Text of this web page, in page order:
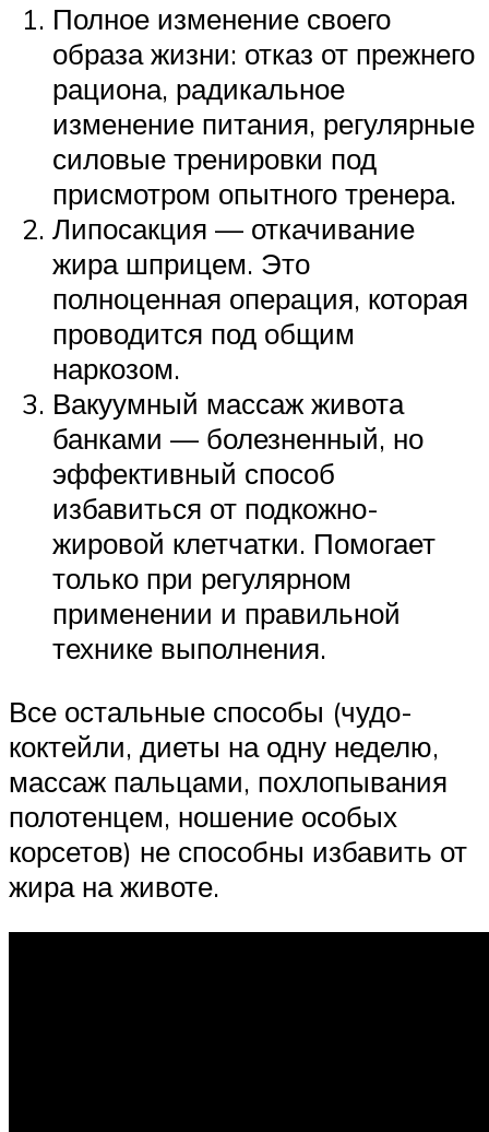
Полное изменение своего
образа жизни: отказ от прежнего
рациона, радикальное
изменение питания, регулярные
силовые тренировки под
присмотром опытного тренера.
Липосакция — откачивание
жира шприцем. Это
полноценная операция, которая
проводится под общим
наркозом.
Вакуумный массаж живота
банками — болезненный, но
эффективный способ
избавиться от подкожно-
жировой клетчатки. Помогает
только при регулярном
применении и правильной
технике выполнения.
Все остальные способы (чудо-
коктейли, диеты на одну неделю,
массаж пальцами, похлопывания
полотенцем, ношение особых
корсетов) не способны избавить от
жира на животе.